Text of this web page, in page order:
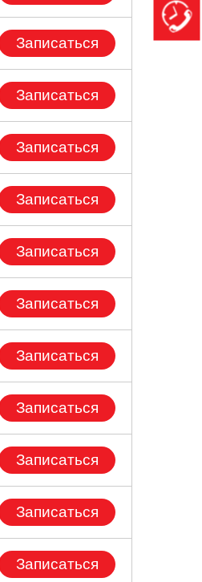
Записаться
Записаться
Записаться
Записаться
Записаться
Записаться
Записаться
Записаться
Записаться
Записаться
Записаться